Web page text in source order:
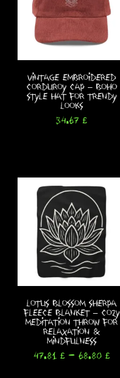
Vintage Embroidered
Corduroy Cap – Boho
Style Hat for Trendy
Looks
34.67 £
Lotus Blossom Sherpa
Fleece Blanket – Cozy
Meditation Throw for
Relaxation &
Mindfulness
47.81 £ - 68.80 £